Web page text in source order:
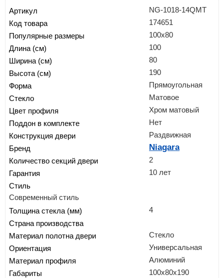
Артикул NG-1018-14QMT
Код товара 174651
Популярные размеры 100x80
Длина (см) 100
Ширина (см) 80
Высота (см) 190
Форма Прямоугольная
Стекло Матовое
Цвет профиля Хром матовый
Поддон в комплекте Нет
Конструкция двери Раздвижная
Бренд Niagara
Количество секций двери 2
Гарантия 10 лет
Стиль
Современный стиль
Толщина стекла (мм) 4
Страна производства
Материал полотна двери
Стекло
Ориентация Универсальная
Материал профиля Алюминий
Габариты 100x80x190